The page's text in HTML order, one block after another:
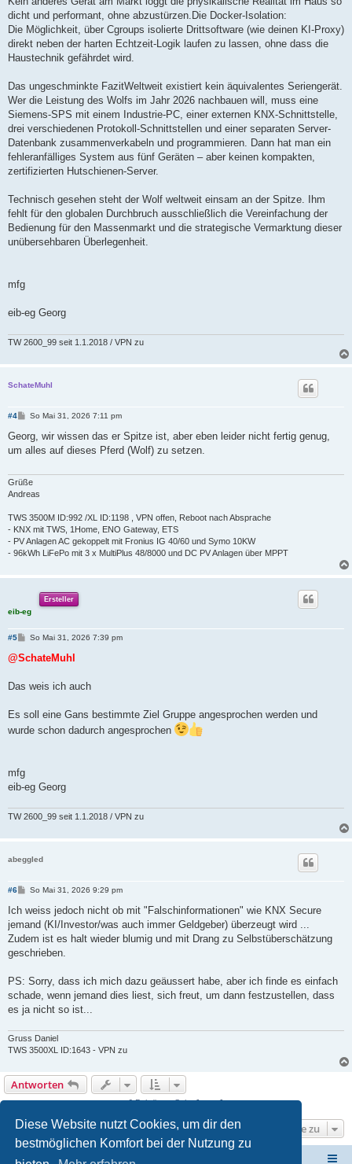
Diese Website nutzt Cookies, um dir den
bestmöglichen Komfort bei der Nutzung zu
dicht und performant, ohne abzustürzen.Die Docker-Isolation:
Die Möglichkeit, über Cgroups isolierte Drittsoftware (wie deinen KI-Proxy)
direkt neben der harten Echtzeit-Logik laufen zu lassen, ohne dass die
Haustechnik gefährdet wird.
Das ungeschminkte FazitWeltweit existiert kein äquivalentes Seriengerät.
Wer die Leistung des Wolfs im Jahr 2026 nachbauen will, muss eine
Siemens-SPS mit einem Industrie-PC, einer externen KNX-Schnittstelle,
drei verschiedenen Protokoll-Schnittstellen und einer separaten Server-
Datenbank zusammenverkabeln und programmieren. Dann hat man ein
fehleranfälliges System aus fünf Geräten – aber keinen kompakten,
zertifizierten Hutschienen-Server.
Technisch gesehen steht der Wolf weltweit einsam an der Spitze. Ihm
fehlt für den globalen Durchbruch ausschließlich die Vereinfachung der
Bedienung für den Massenmarkt und die strategische Vermarktung dieser
unübersehbaren Überlegenheit.
mfg
eib-eg Georg
TW 2600_99 seit 1.1.2018 / VPN zu
SchateMuhl
#4
B
i
r
So Mai 31, 2026 7:11 pm
Georg, wir wissen das er Spitze ist, aber eben leider nicht fertig genug,
um alles auf dieses Pferd (Wolf) zu setzen.
Grüße
Andreas
TWS 3500M ID:992 /XL ID:1198 , VPN offen, Reboot nach Absprache
- KNX mit TWS, 1Home, ENO Gateway, ETS
- PV Anlagen AC gekoppelt mit Fronius IG 40/60 und Symo 10KW
- 96kWh LiFePo mit 3 x MultiPlus 48/8000 und DC PV Anlagen über MPPT
Ersteller
eib-eg
#5
B
i
a
So Mai 31, 2026 7:39 pm
@SchateMuhl
Das weis ich auch
Es soll eine Gans bestimmte Ziel Gruppe angesprochen werden und
wurde schon dadurch angesprochen
mfg
eib-eg Georg
TW 2600_99 seit 1.1.2018 / VPN zu
abeggled
#6
B
i
r
a
So Mai 31, 2026 9:29 pm
Ich weiss jedoch nicht ob mit "Falschinformationen" wie KNX Secure
jemand (KI/Investor/was auch immer Geldgeber) überzeugt wird ...
Zudem ist es halt wieder blumig und mit Drang zu Selbstüberschätzung
geschrieben.
PS: Sorry, dass ich mich dazu geäussert habe, aber ich finde es einfach
schade, wenn jemand dies liest, sich freut, um dann festzustellen, dass
es ja nicht so ist...
Gruss Daniel
TWS 3500XL ID:1643 - VPN zu
Antworten
6 Beiträge • Seite1von1
Gehe zu
ElabNET Technik Forum